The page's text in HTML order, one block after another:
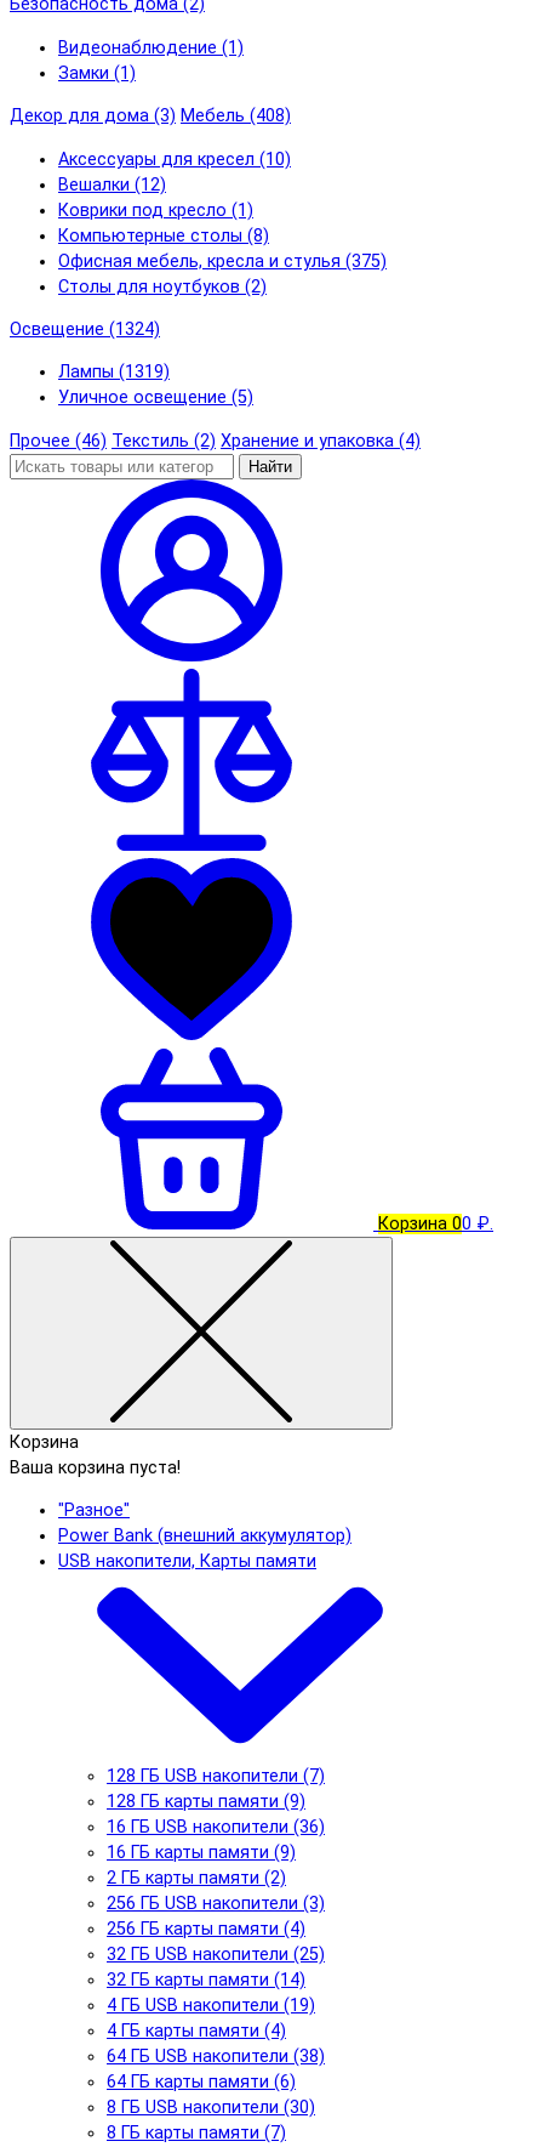
Безопасность дома (2)
Видеонаблюдение (1)
Замки (1)
Декор для дома (3) Мебель (408)
Аксессуары для кресел (10)
Вешалки (12)
Коврики под кресло (1)
Компьютерные столы (8)
Офисная мебель, кресла и стулья (375)
Столы для ноутбуков (2)
Освещение (1324)
Лампы (1319)
Уличное освещение (5)
Прочее (46) Текстиль (2) Хранение и упаковка (4)
Найти
Корзина 00 ₽.
Корзина
Ваша корзина пуста!
"Разное"
Power Bank (внешний аккумулятор)
USB накопители, Карты памяти
128 ГБ USB накопители (7)
128 ГБ карты памяти (9)
16 ГБ USB накопители (36)
16 ГБ карты памяти (9)
2 ГБ карты памяти (2)
256 ГБ USB накопители (3)
256 ГБ карты памяти (4)
32 ГБ USB накопители (25)
32 ГБ карты памяти (14)
4 ГБ USB накопители (19)
4 ГБ карты памяти (4)
64 ГБ USB накопители (38)
64 ГБ карты памяти (6)
8 ГБ USB накопители (30)
8 ГБ карты памяти (7)